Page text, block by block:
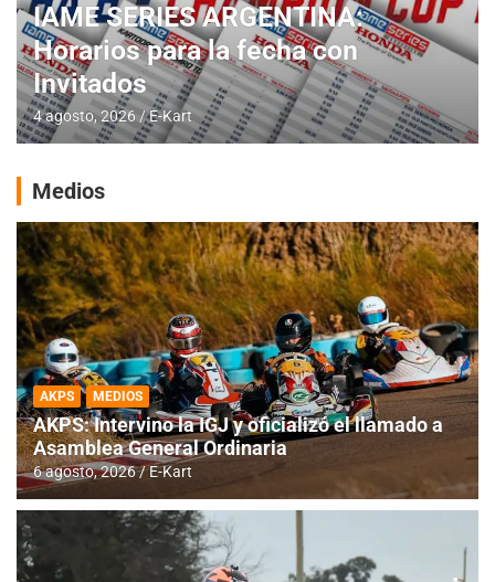
IAME SERIES ARGENTINA:
Horarios para la fecha con
Invitados
4 agosto, 2026 E-Kart
Medios
AKPS MEDIOS
AKPS: Intervino la IGJ y oficializó el llamado a
Asamblea General Ordinaria
6 agosto, 2026 E-Kart